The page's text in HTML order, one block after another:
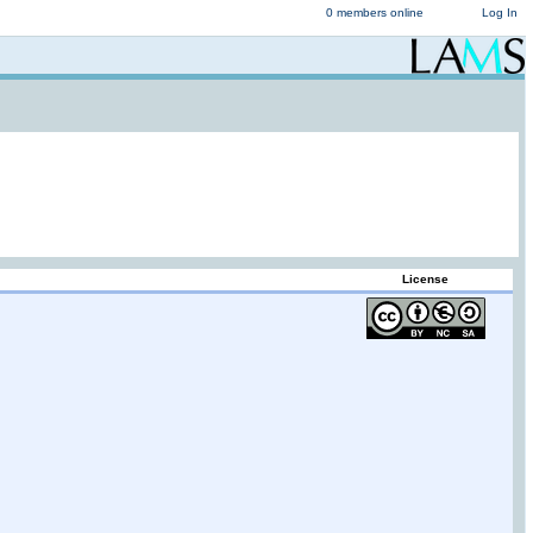
Log In
0 members online
License